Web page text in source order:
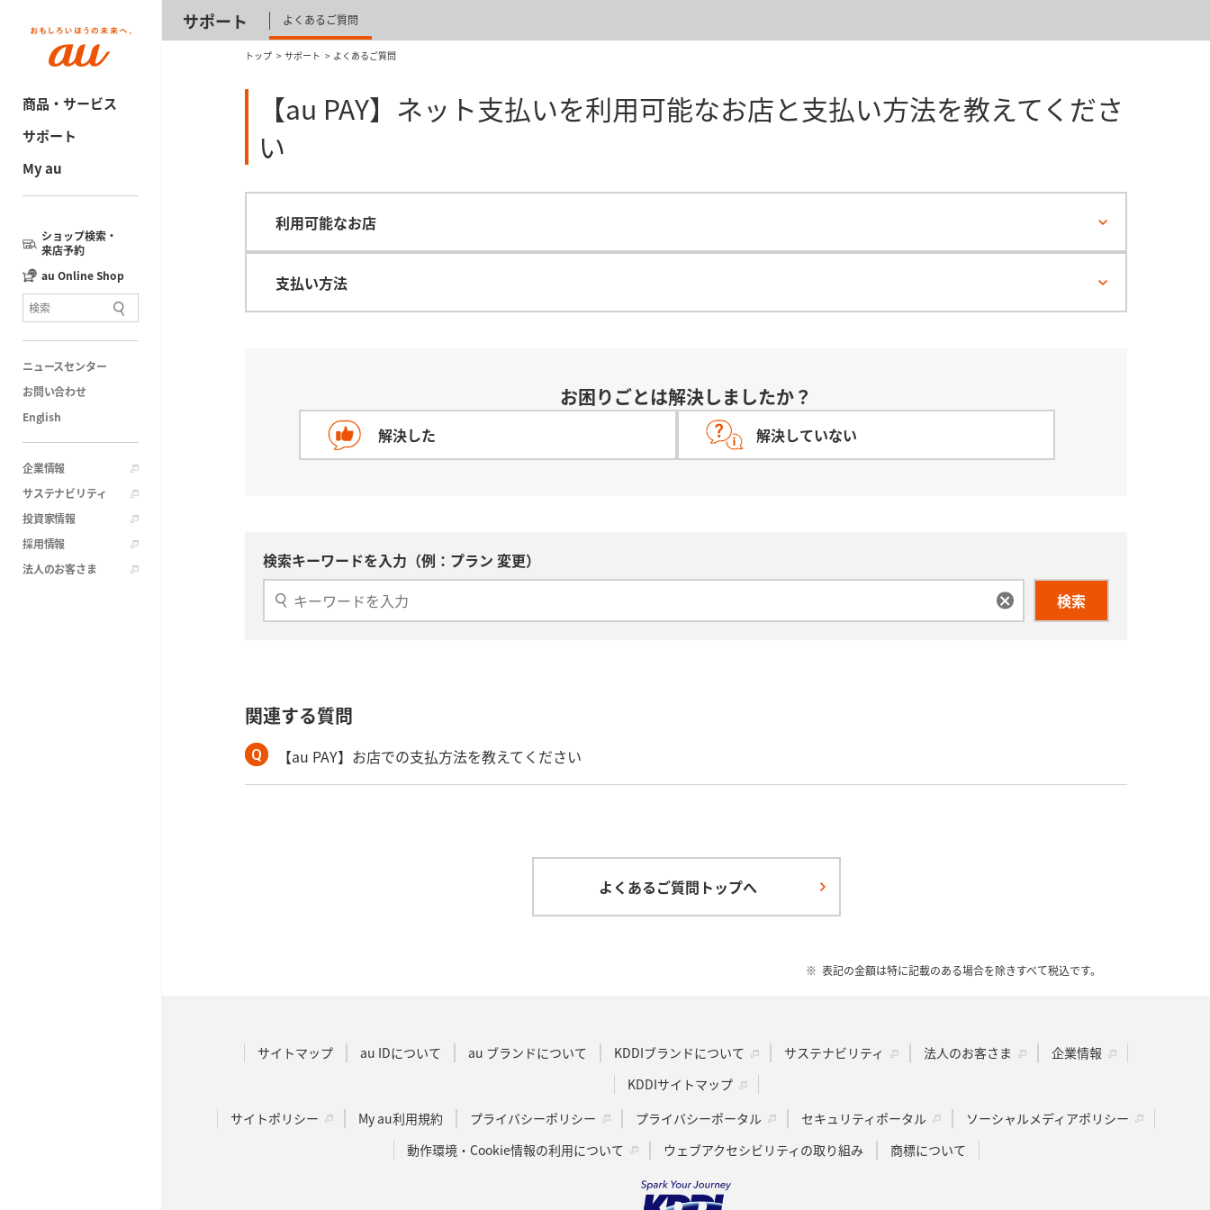
商品・サービス
サポート
My au
ショップ検索・
来店予約
au Online Shop
ニュースセンター
お問い合わせ
English
企業情報
サステナビリティ
投資家情報
採用情報
法人のお客さま
サポート よくあるご質問
トップ サポート よくあるご質問
【au PAY】ネット支払いを利用可能なお店と支払い方法を教えてくださ
い
利用可能なお店
支払い方法
お困りごとは解決しましたか？
解決した 解決していない
検索キーワードを入力（例：プラン 変更）
検索
関連する質問
【au PAY】お店での支払方法を教えてください
よくあるご質問トップへ
表記の金額は特に記載のある場合を除きすべて税込です。
サイトマップ au IDについて au ブランドについて KDDIブランドについて サステナビリティ 法人のお客さま
企業情報
KDDIサイトマップ
サイトポリシー
My au利用規約 プライバシーポリシー プライバシーポータル セキュリティポータル
ソーシャルメディアポリシー
動作環境・Cookie情報の利用について
ウェブアクセシビリティの取り組み 商標について